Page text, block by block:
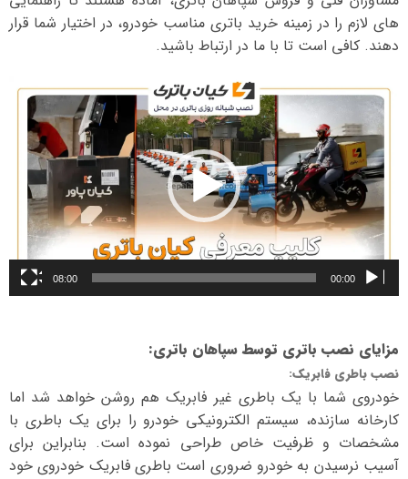
های لازم را در زمینه خرید باتری مناسب خودرو، در اختیار شما قرار
دهند. کافی است تا با ما در ارتباط باشید.
نمایشگر
ویدیو
00:00
08:00
مزایای نصب باتری توسط سپاهان باتری:
نصب باطری فابریک:
خودروی شما با یک باطری غیر فابریک هم روشن خواهد شد اما
کارخانه سازنده، سیستم الکترونیکی خودرو را برای یک باطری با
مشخصات و ظرفیت خاص طراحی نموده است. بنابراین برای
آسیب نرسیدن به خودرو ضروری است باطری فابریک خودروی خود